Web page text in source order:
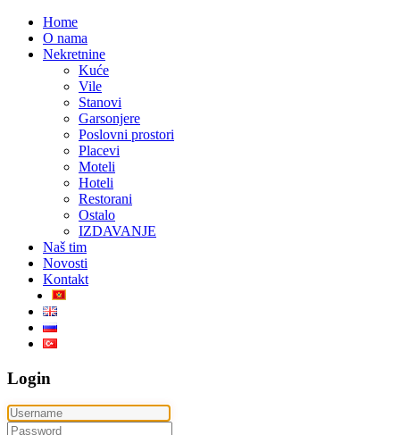
Home
O nama
Nekretnine
Kuće
Vile
Stanovi
Garsonjere
Poslovni prostori
Placevi
Moteli
Hoteli
Restorani
Ostalo
IZDAVANJE
Naš tim
Novosti
Kontakt
Login